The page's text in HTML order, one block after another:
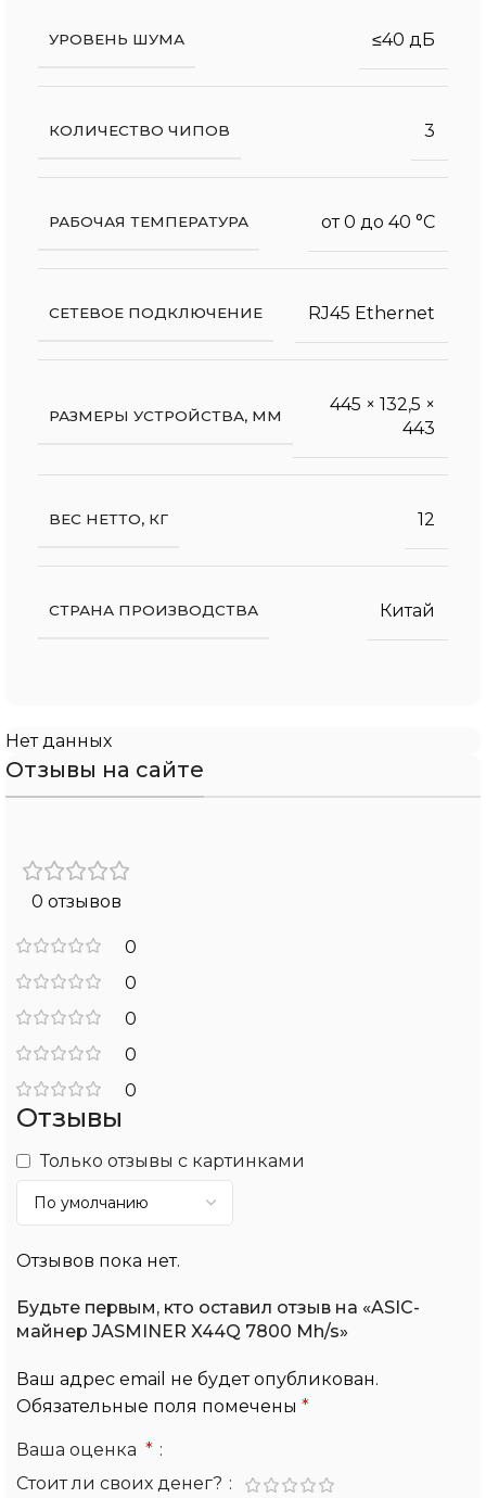
УРОВЕНЬ ШУМА ≤40 дБ
КОЛИЧЕСТВО ЧИПОВ 3
РАБОЧАЯ ТЕМПЕРАТУРА от 0 до 40 °С
СЕТЕВОЕ ПОДКЛЮЧЕНИЕ RJ45 Ethernet
РАЗМЕРЫ УСТРОЙСТВА, ММ
445 × 132,5 ×
443
ВЕС НЕТТО, КГ 12
СТРАНА ПРОИЗВОДСТВА Китай
Нет данных
Отзывы на сайте
0 отзывов
0
0
0
0
0
Отзывы
Только отзывы с картинками
Отзывов пока нет.
Будьте первым, кто оставил отзыв на «ASIC-
майнер JASMINER X44Q 7800 Mh/s»
Ваш адрес email не будет опубликован.
Обязательные поля помечены *
Ваша оценка *
Стоит ли своих денег?